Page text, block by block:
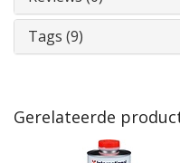
Tags (9)
Gerelateerde